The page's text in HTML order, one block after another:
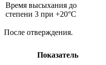
Время высыхания до
степени 3 при +20°С
После отверждения.
Показатель